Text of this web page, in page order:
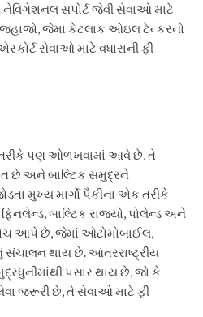
સપોર્ટ જેવી સેવાઓ માટે
જહાજો, જેમાં કેટલાક ઓઇલ ટેન્કરનો
સેવાઓ માટે વધારાની ફી
પણ ઓળખવામાં આવે છે, તે
છે અને બાલ્ટિક સમુદ્રને
મુખ્ય માર્ગો પૈકીના એક તરીકે
બાલ્ટિક રાજ્યો, પોલેન્ડ અને
આપે છે, જેમાં ઓટોમોબાઈલ,
થાય છે. આંતરરાષ્ટ્રીય
પસાર થાય છે, જો કે
જરૂરી છે, તે સેવાઓ માટે ફી